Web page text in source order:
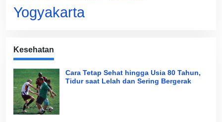
Yogyakarta
Kesehatan
Cara Tetap Sehat hingga Usia 80 Tahun,
Tidur saat Lelah dan Sering Bergerak